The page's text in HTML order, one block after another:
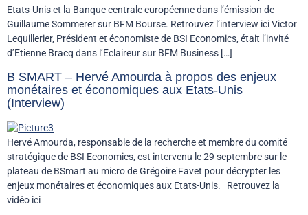
Etats-Unis et la Banque centrale européenne dans l’émission de
Guillaume Sommerer sur BFM Bourse. Retrouvez l’interview ici Victor
Lequillerier, Président et économiste de BSI Economics, était l’invité
d’Etienne Bracq dans l’Eclaireur sur BFM Business […]
B SMART – Hervé Amourda à propos des enjeux
monétaires et économiques aux Etats-Unis
(Interview)
Hervé Amourda, responsable de la recherche et membre du comité
stratégique de BSI Economics, est intervenu le 29 septembre sur le
plateau de BSmart au micro de Grégoire Favet pour décrypter les
enjeux monétaires et économiques aux Etats-Unis. Retrouvez la
vidéo ici